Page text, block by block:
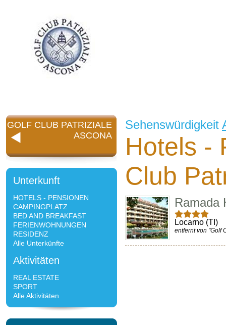
GOLF CLUB PATRIZIALE
ASCONA
Unterkunft
HOTELS - PENSIONEN
CAMPINGPLATZ
BED AND BREAKFAST
FERIENWOHNUNGEN
RESIDENZ
Alle Unterkünfte
Aktivitäten
REAL ESTATE
SPORT
Alle Aktivitäten
Sehenswürdigkeit
Hotels -
Club
Ramada
Locarno (TI)
entfernt von "Golf